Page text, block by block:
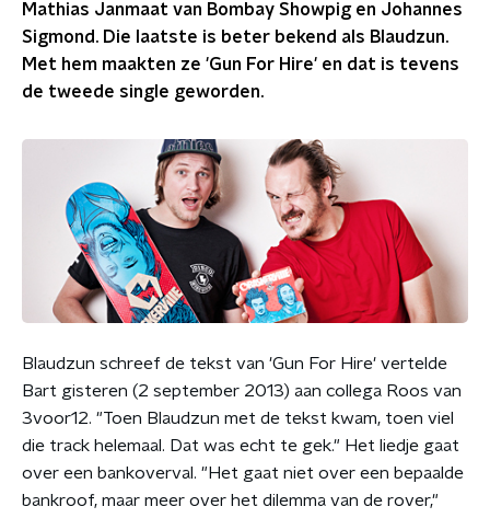
Mathias Janmaat van Bombay Showpig en Johannes
Sigmond. Die laatste is beter bekend als Blaudzun.
Met hem maakten ze 'Gun For Hire' en dat is tevens
de tweede single geworden.
Blaudzun schreef de tekst van 'Gun For Hire' vertelde
Bart gisteren (2 september 2013) aan collega Roos van
3voor12. "Toen Blaudzun met de tekst kwam, toen viel
die track helemaal. Dat was echt te gek." Het liedje gaat
over een bankoverval. "Het gaat niet over een bepaalde
bankroof, maar meer over het dilemma van de rover,"